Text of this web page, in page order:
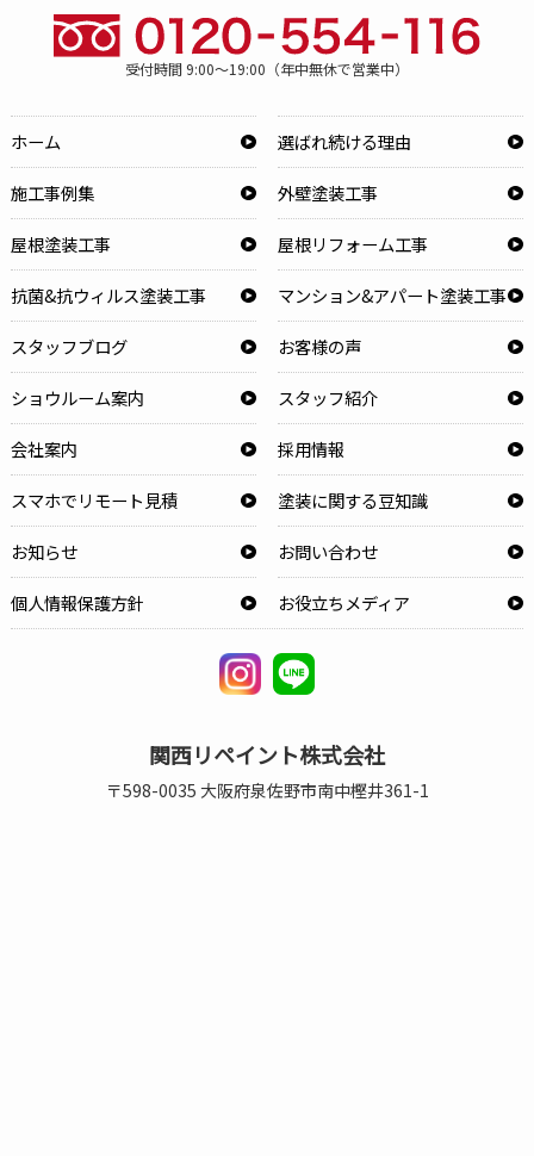
受付時間 9:00～19:00（年中無休で営業中）
ホーム 選ばれ続ける理由
施工事例集 外壁塗装工事
屋根塗装工事 屋根リフォーム工事
抗菌&抗ウィルス塗装工事 マンション&アパート塗装工事
スタッフブログ お客様の声
ショウルーム案内 スタッフ紹介
会社案内 採用情報
スマホでリモート見積 塗装に関する豆知識
お知らせ お問い合わせ
個人情報保護方針 お役立ちメディア
関西リペイント株式会社
〒598-0035 大阪府泉佐野市南中樫井361-1